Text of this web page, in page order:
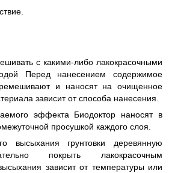
с какими-либо лакокрасочными
Перед нанесением содержимое
и наносят на очищенное
зависит от способа нанесения.
эффекта Биодоктор наносят в
просушкой каждого слоя.
высыхания грунтовки деревянную
покрыть лакокрасочным
зависит от температуры или